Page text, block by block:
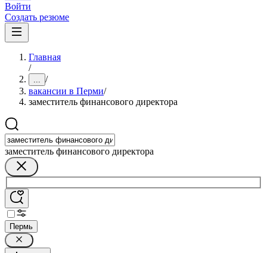
Войти
Создать резюме
Главная
/
... /
вакансии в Перми/
заместитель финансового директора
заместитель финансового директора
Пермь